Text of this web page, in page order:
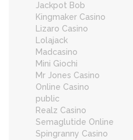
Jackpot Bob
Kingmaker Casino
Lizaro Casino
Lolajack
Madcasino
Mini Giochi
Mr Jones Casino
Online Casino
public
Realz Casino
Semaglutide Online
Spingranny Casino